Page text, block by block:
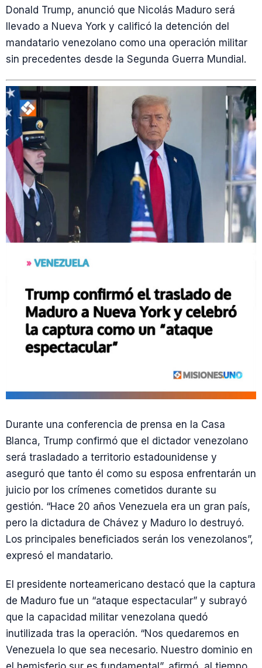
Donald Trump, anunció que Nicolás Maduro será
llevado a Nueva York y calificó la detención del
mandatario venezolano como una operación militar
sin precedentes desde la Segunda Guerra Mundial.
Durante una conferencia de prensa en la Casa
Blanca, Trump confirmó que el dictador venezolano
será trasladado a territorio estadounidense y
aseguró que tanto él como su esposa enfrentarán un
juicio por los crímenes cometidos durante su
gestión. “Hace 20 años Venezuela era un gran país,
pero la dictadura de Chávez y Maduro lo destruyó.
Los principales beneficiados serán los venezolanos”,
expresó el mandatario.
El presidente norteamericano destacó que la captura
de Maduro fue un “ataque espectacular” y subrayó
que la capacidad militar venezolana quedó
inutilizada tras la operación. “Nos quedaremos en
Venezuela lo que sea necesario. Nuestro dominio en